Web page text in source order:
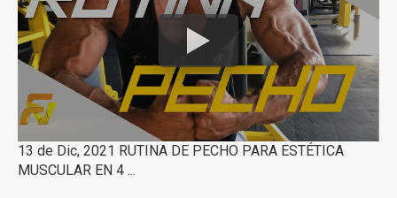
13 de Dic, 2021 RUTINA DE PECHO PARA ESTÉTICA
MUSCULAR EN 4 ...